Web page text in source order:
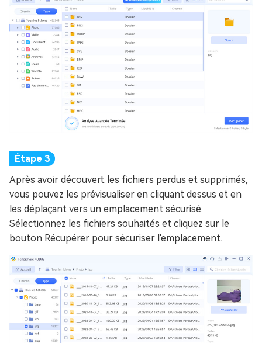
Après avoir découvert les fichiers perdus et supprimés,
vous pouvez les prévisualiser en cliquant dessus et en
les déplaçant vers un emplacement sécurisé.
Sélectionnez les fichiers souhaités et cliquez sur le
bouton Récupérer pour sécuriser l'emplacement.